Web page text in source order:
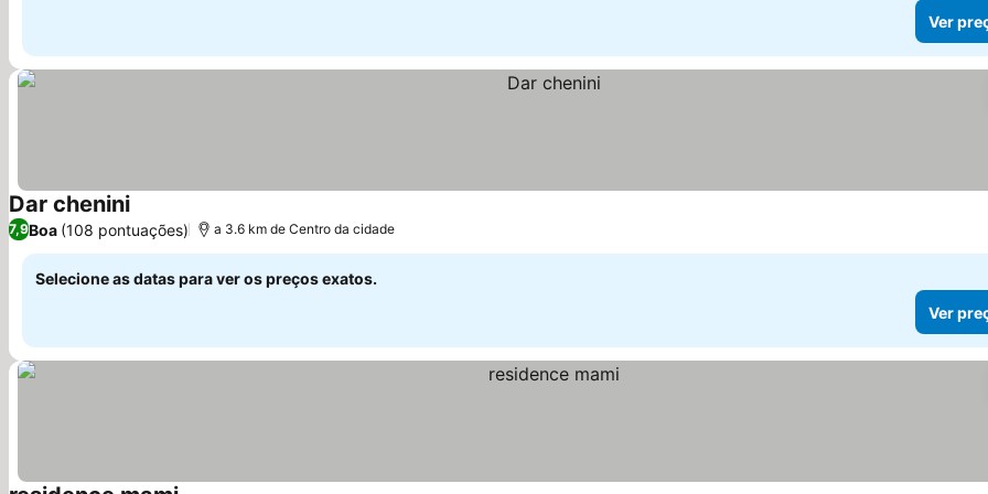
Ver
Dar cheniniVer preços
7,9Boa (108 pontuações) a 3.6 km de Centro da cidade
Selecione as datas para ver os preços exatos.
Ver